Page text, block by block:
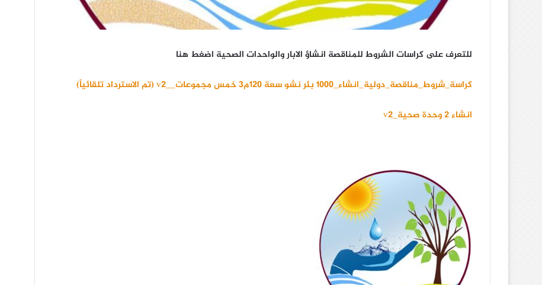
للتعرف على كراسات الشروط للمناقصة انشاؤ الابار والواحدات الصحية اضغط هنا
كراسة_شروط_مناقصة_دولية_انشاء_1000 بئر نشو سعة 120م3 خمس مجموعات__v2 (تم الاسترداد تلقائياً)
انشاء 2 وحدة صحية_v2